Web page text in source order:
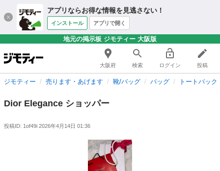
アプリならお得な情報を見逃さない！
インストール アプリで開く
地元の掲示板 ジモティー 大阪版
大阪府 検索 ログイン 投稿
ジモティー 売ります・あげます 靴/バッグ バッグ トートバッグ
Dior Elegance ショッパー
投稿ID: 1of49i 2026年4月14日 01:36